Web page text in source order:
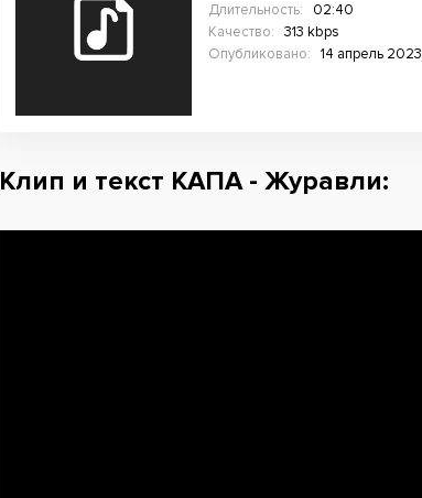
Длительность:
02:40
Качество:
313 kbps
Опубликовано:
14 апрель 2023
Клип и текст КАПА - Журавли: